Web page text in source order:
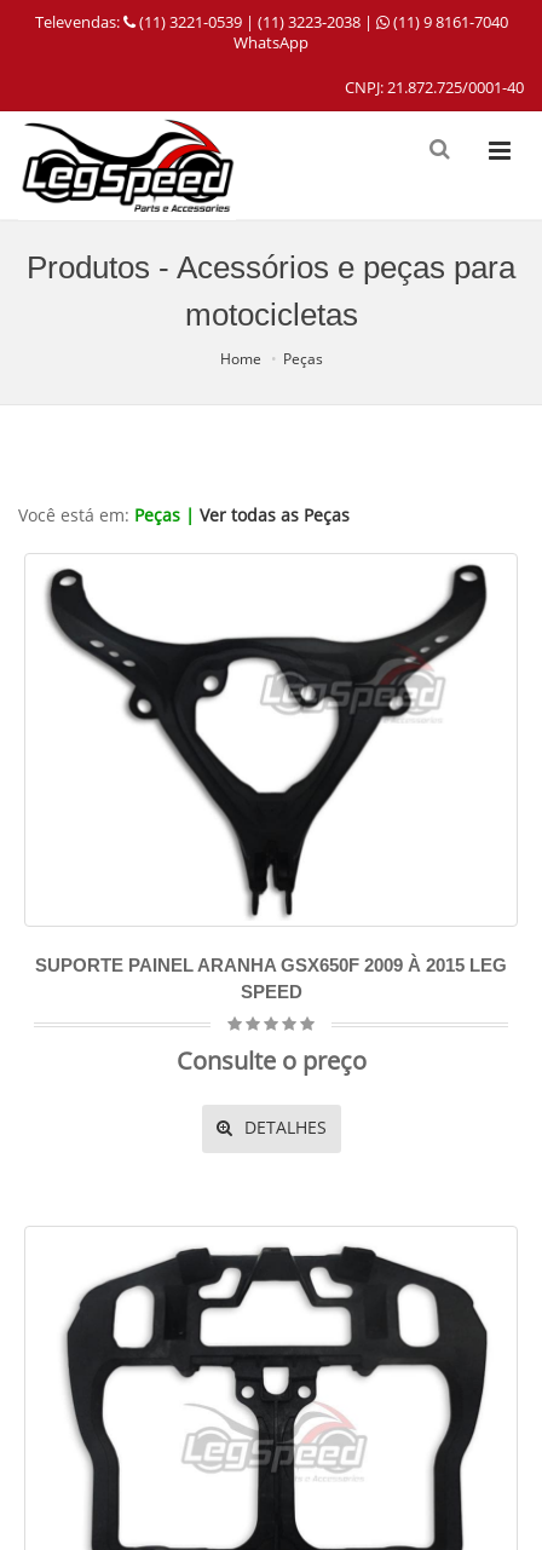
Televendas: (11) 3221-0539 | (11) 3223-2038 |
(11) 9 8161-7040
WhatsApp
CNPJ: 21.872.725/0001-40
Produtos - Acessórios e peças para
motocicletas
Home Peças
Você está em: Peças | Ver todas as Peças
SUPORTE PAINEL ARANHA GSX650F 2009 À 2015 LEG
SPEED
Consulte o preço
DETALHES